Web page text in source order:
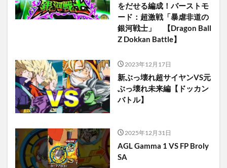
をだせる編成！バーストモ
ード：超激戦「暴虐非道の
銀河戦士」 【Dragon Ball
Z Dokkan Battle】
2023年12月17日
新ぶっ壊れ超サイヤンVS元
ぶっ壊れ未来編【ドッカン
バトル】
2025年12月31日
AGL Gamma 1 VS FP Broly
SA